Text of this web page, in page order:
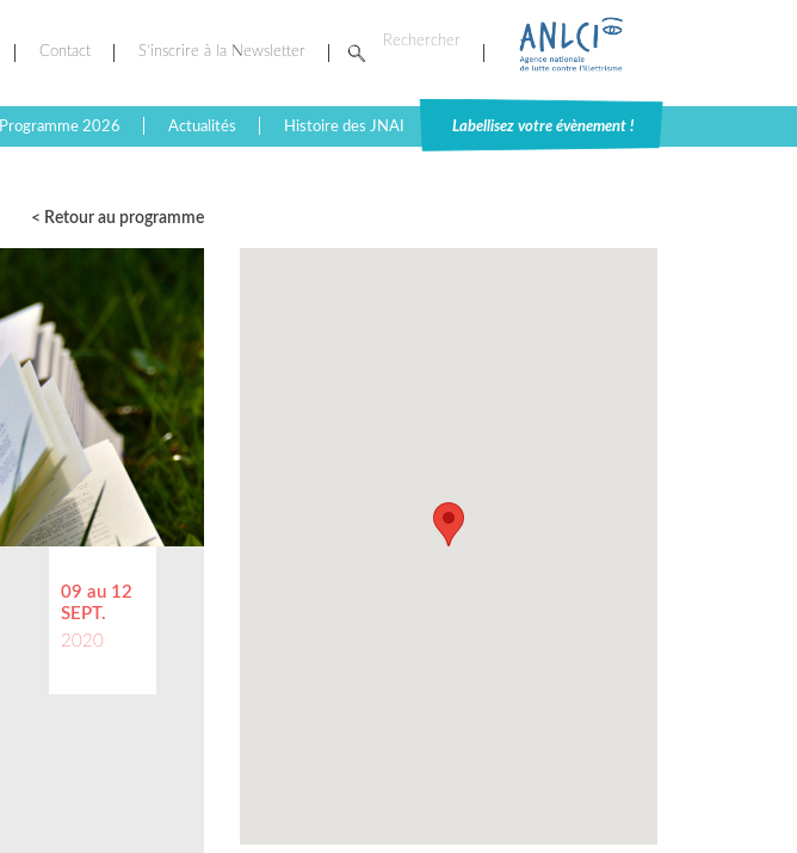
Contact S’inscrire à la Newsletter
Programme 2026 Actualités Histoire des JNAI Labellisez votre évènement !
< Retour au programme
09 au 12
SEPT.
2020